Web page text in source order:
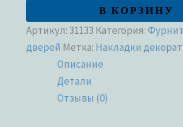
В КОРЗИНУ
Артикул:31133 Категория:
дверей Метка: Накладки
Описание
Детали
Отзывы (0)